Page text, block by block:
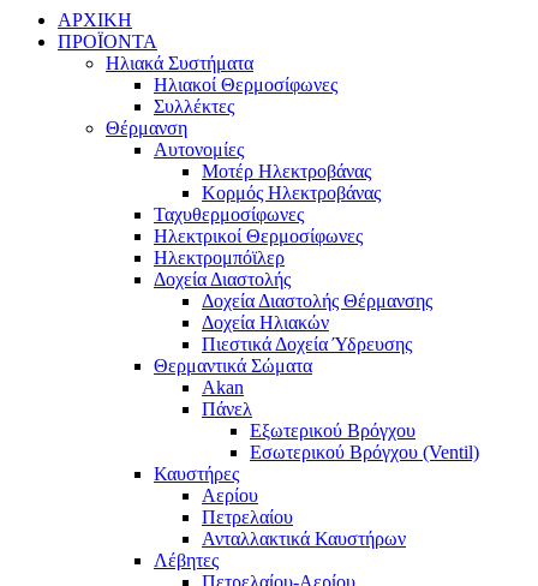
ΑΡΧΙΚΗ
ΠΡΟΪΟΝΤΑ
Ηλιακά Συστήματα
Ηλιακοί Θερμοσίφωνες
Συλλέκτες
Θέρμανση
Αυτονομίες
Μοτέρ Ηλεκτροβάνας
Κορμός Ηλεκτροβάνας
Ταχυθερμοσίφωνες
Ηλεκτρικοί Θερμοσίφωνες
Ηλεκτρομπόϊλερ
Δοχεία Διαστολής
Δοχεία Διαστολής Θέρμανσης
Δοχεία Ηλιακών
Πιεστικά Δοχεία Ύδρευσης
Θερμαντικά Σώματα
Akan
Πάνελ
Εξωτερικού Βρόγχου
Εσωτερικού Βρόγχου (Ventil)
Καυστήρες
Αερίου
Πετρελαίου
Ανταλλακτικά Καυστήρων
Λέβητες
Πετρελαίου-Αερίου